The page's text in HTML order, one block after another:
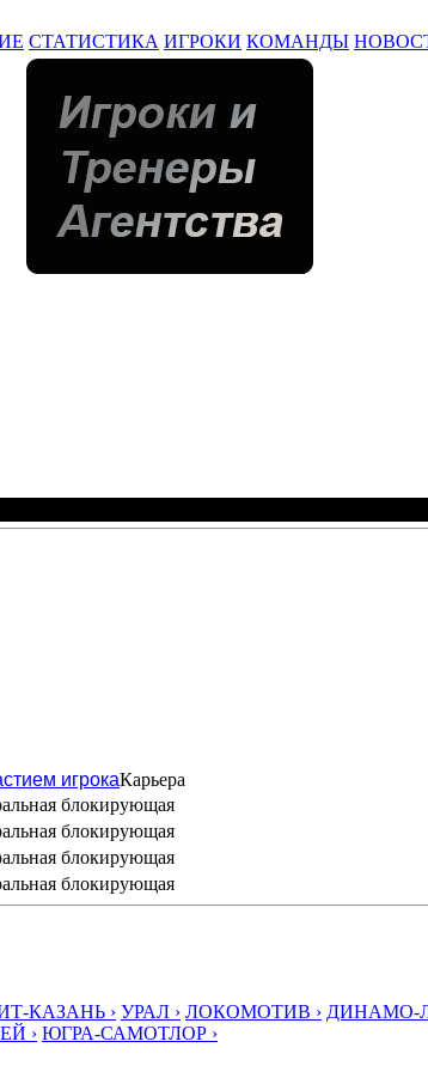
СТАТИСТИКА ИГРОКИ КОМАНДЫ
игрокаКарьера
блокирующая
блокирующая
блокирующая
блокирующая
КАЗАНЬ › УРАЛ › ЛОКОМОТИВ › ДИНАМО-
› ЮГРА-САМОТЛОР ›